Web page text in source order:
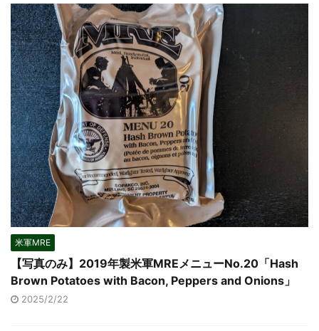
米軍MRE
【写真のみ】2019年製米軍MREメニューNo.20「Hash
Brown Potatoes with Bacon, Peppers and Onions」
2025/2/22